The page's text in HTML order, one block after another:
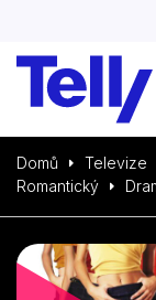
Domů Televize
Romantický